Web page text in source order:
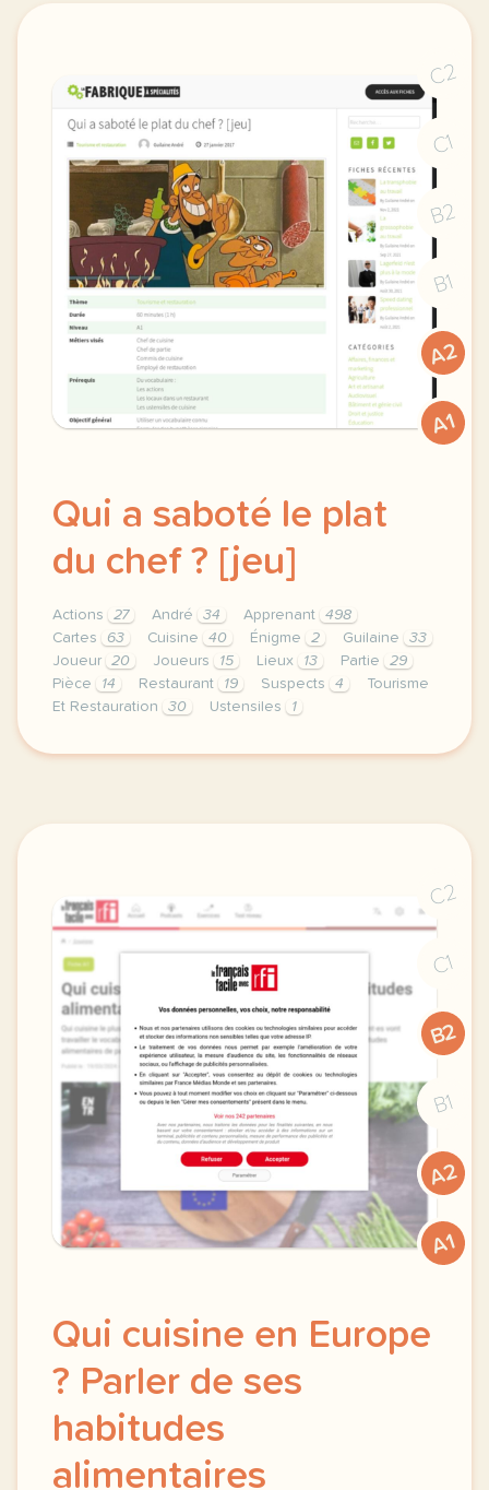
C2
C1
B2
B1
A2
A1
Qui a saboté le plat
du chef ? [jeu]
Actions 27 André 34 Apprenant
498
Cartes
63 Cuisine 40 Énigme 2 Guilaine
33
Joueur
20 Joueurs 15 Lieux 13 Partie
29
Pièce
14 Restaurant 19 Suspects 4
Tourisme
Et Restauration
30 Ustensiles 1
theme tourisme et restauration duree 60 minutes
C2
C1
B2
B1
A2
A1
Qui cuisine en Europe
? Parler de ses
habitudes
alimentaires